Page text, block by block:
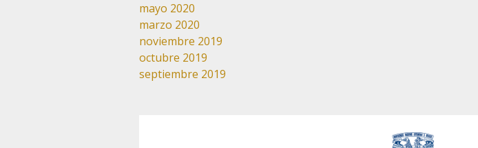
mayo 2020
marzo 2020
noviembre 2019
octubre 2019
septiembre 2019